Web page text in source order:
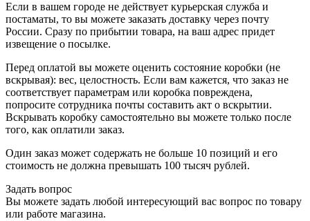
Если в вашем городе не действует курьерская служба и
постаматы, то вы можете заказать доставку через почту
России. Сразу по прибытии товара, на ваш адрес придет
извещение о посылке.
Перед оплатой вы можете оценить состояние коробки (не
вскрывая): вес, целостность. Если вам кажется, что заказ не
соответствует параметрам или коробка повреждена,
попросите сотрудника почты составить акт о вскрытии.
Вскрывать коробку самостоятельно вы можете только после
того, как оплатили заказ.
Один заказ может содержать не больше 10 позиций и его
стоимость не должна превышать 100 тысяч рублей.
Задать вопрос
Вы можете задать любой интересующий вас вопрос по товару
или работе магазина.